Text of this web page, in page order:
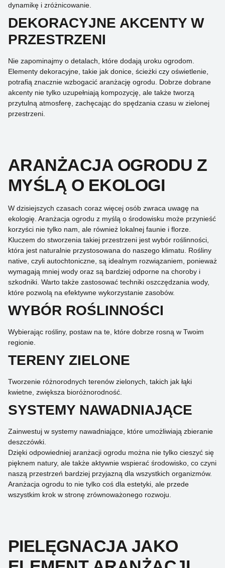
dynamikę i zróżnicowanie.
DEKORACYJNE AKCENTY W
PRZESTRZENI
Nie zapominajmy o detalach, które dodają uroku ogrodom.
Elementy dekoracyjne, takie jak donice, ścieżki czy oświetlenie,
potrafią znacznie wzbogacić aranżację ogrodu. Dobrze dobrane
akcenty nie tylko uzupełniają kompozycję, ale także tworzą
przytulną atmosferę, zachęcając do spędzania czasu w zielonej
przestrzeni.
ARANŻACJA OGRODU Z
MYŚLĄ O EKOLOGI
W dzisiejszych czasach coraz więcej osób zwraca uwagę na
ekologię. Aranżacja ogrodu z myślą o środowisku może przynieść
korzyści nie tylko nam, ale również lokalnej faunie i florze.
Kluczem do stworzenia takiej przestrzeni jest wybór roślinności,
która jest naturalnie przystosowana do naszego klimatu. Rośliny
native, czyli autochtoniczne, są idealnym rozwiązaniem, ponieważ
wymagają mniej wody oraz są bardziej odporne na choroby i
szkodniki. Warto także zastosować techniki oszczędzania wody,
które pozwolą na efektywne wykorzystanie zasobów.
WYBÓR ROŚLINNOŚCI
Wybierając rośliny, postaw na te, które dobrze rosną w Twoim
regionie.
TERENY ZIELONE
Tworzenie różnorodnych terenów zielonych, takich jak łąki
kwietne, zwiększa bioróżnorodność.
SYSTEMY NAWADNIAJĄCE
Zainwestuj w systemy nawadniające, które umożliwiają zbieranie
deszczówki.
Dzięki odpowiedniej aranżacji ogrodu można nie tylko cieszyć się
pięknem natury, ale także aktywnie wspierać środowisko, co czyni
naszą przestrzeń bardziej przyjazną dla wszystkich organizmów.
Aranżacja ogrodu to nie tylko coś dla estetyki, ale przede
wszystkim krok w stronę zrównoważonego rozwoju.
PIELĘGNACJA JAKO